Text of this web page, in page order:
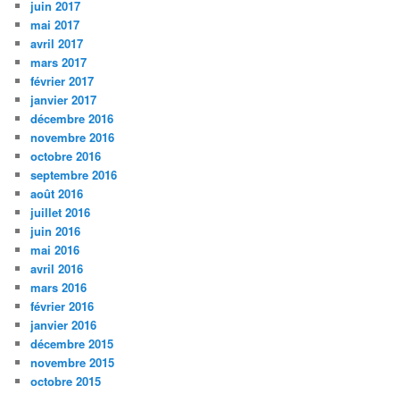
juin 2017
mai 2017
avril 2017
mars 2017
février 2017
janvier 2017
décembre 2016
novembre 2016
octobre 2016
septembre 2016
août 2016
juillet 2016
juin 2016
mai 2016
avril 2016
mars 2016
février 2016
janvier 2016
décembre 2015
novembre 2015
octobre 2015